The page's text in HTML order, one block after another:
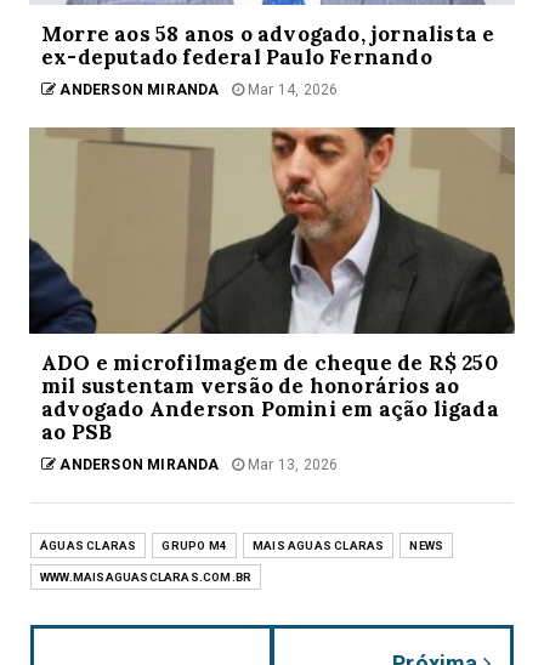
Morre aos 58 anos o advogado, jornalista e
ex-deputado federal Paulo Fernando
ANDERSON MIRANDA Mar 14, 2026
ADO e microfilmagem de cheque de R$ 250
mil sustentam versão de honorários ao
advogado Anderson Pomini em ação ligada
ao PSB
ANDERSON MIRANDA Mar 13, 2026
ÁGUAS CLARAS GRUPO M4 MAIS AGUAS CLARAS NEWS
WWW.MAISAGUASCLARAS.COM.BR